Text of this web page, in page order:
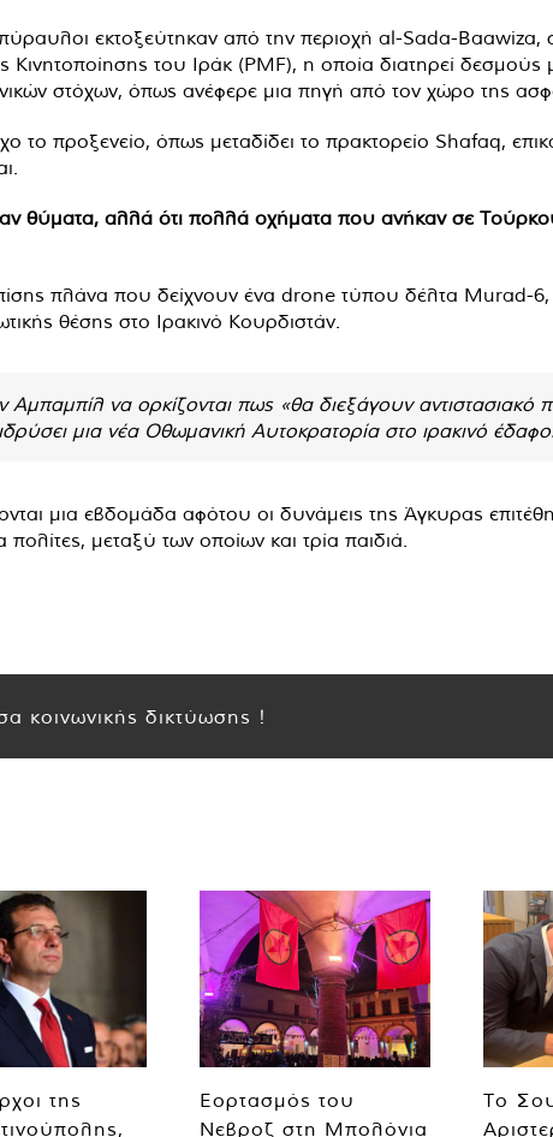
πύραυλοι εκτοξεύτηκαν από την περιοχή al-Sada-
του Ιράκ (PMF), η οποία διατηρεί δεσμούς
στόχων, όπως ανέφερε μια πηγή από τον χώρο της
το προξενείο, όπως μεταδίδει το πρακτορείο Shafaq,
θύματα, αλλά ότι πολλά οχήματα που ανήκαν σε
πλάνα που δείχνουν ένα drone τύπου δέλτα Murad-6,
θέσης στο Ιρακινό Κουρδιστάν.
Αμπαμπίλ να ορκίζονται πως «θα διεξάγουν αντιστασιακό
μια νέα Οθωμανική Αυτοκρατορία στο ιρακινό
μια εβδομάδα αφότου οι δυνάμεις της Άγκυρας
μεταξύ των οποίων και τρία παιδιά.
κοινωνικής δικτύωσης !
της
Εορτασμός του
Νεβροζ στη Μπολόνια
Το